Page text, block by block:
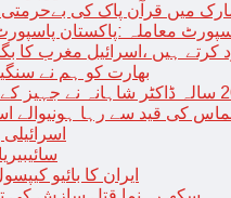
میں قرآن پاک کی بےحرمتی
معاملہ :پاکستان
ہیں ،اسرائیل مغرب کا
بھارت کو ہم نے
کی قید سے رہا ہونیوالے
ایران کا بائیو